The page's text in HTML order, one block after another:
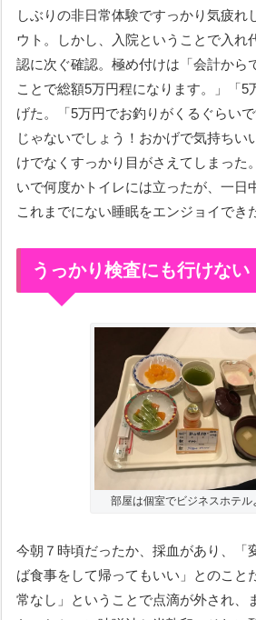
しぶりの非日常体験ですっかり気疲れ
ウト。しかし、入院ということで入れ
認に次ぐ確認。極め付けは「会計から
ことで総額5万円程になります。」「5
げた。「5万円でお釣りがくるぐらい
じゃないでしょう！おかげで気持ちい
けでなくすっかり目がさえてしまった
いで何度かトイレには立ったが、一日
これまでにない睡眠をエンジョイでき
うっかり検査にも行けない
部屋は個室でビジネスホテル
今朝７時頃だったか、採血があり、「
ば食事をして帰ってもいい」とのこと
常なし」ということで点滴が外され、